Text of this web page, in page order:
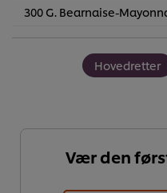
300 G. Bearnaise-
Hovedretter
Vær den